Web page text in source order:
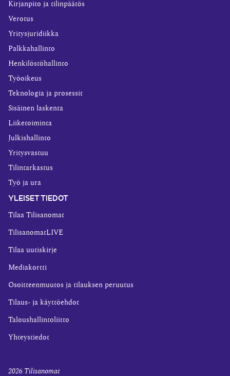
Kirjanpito ja tilinpäätös
Verotus
Yritysjuridiikka
Palkkahallinto
Henkilöstöhallinto
Työoikeus
Teknologia ja prosessit
Sisäinen laskenta
Liiketoiminta
Julkishallinto
Yritysvastuu
Tilintarkastus
Työ ja ura
YLEISET TIEDOT
Tilaa Tilisanomat
TilisanomatLIVE
Tilaa uutiskirje
Mediakortti
Osoitteenmuutos ja tilauksen peruutus
Tilaus- ja käyttöehdot
Taloushallintoliitto
Yhteystiedot
2026 Tilisanomat